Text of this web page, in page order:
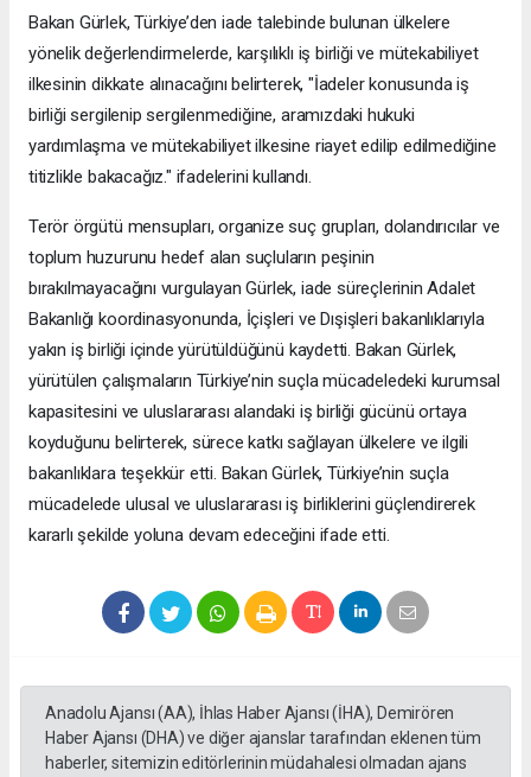
Bakan Gürlek, Türkiye’den iade talebinde bulunan ülkelere
yönelik değerlendirmelerde, karşılıklı iş birliği ve mütekabiliyet
ilkesinin dikkate alınacağını belirterek, "İadeler konusunda iş
birliği sergilenip sergilenmediğine, aramızdaki hukuki
yardımlaşma ve mütekabiliyet ilkesine riayet edilip edilmediğine
titizlikle bakacağız." ifadelerini kullandı.
Terör örgütü mensupları, organize suç grupları, dolandırıcılar ve
toplum huzurunu hedef alan suçluların peşinin
bırakılmayacağını vurgulayan Gürlek, iade süreçlerinin Adalet
Bakanlığı koordinasyonunda, İçişleri ve Dışişleri bakanlıklarıyla
yakın iş birliği içinde yürütüldüğünü kaydetti. Bakan Gürlek,
yürütülen çalışmaların Türkiye’nin suçla mücadeledeki kurumsal
kapasitesini ve uluslararası alandaki iş birliği gücünü ortaya
koyduğunu belirterek, sürece katkı sağlayan ülkelere ve ilgili
bakanlıklara teşekkür etti. Bakan Gürlek, Türkiye’nin suçla
mücadelede ulusal ve uluslararası iş birliklerini güçlendirerek
kararlı şekilde yoluna devam edeceğini ifade etti.
Anadolu Ajansı (AA), İhlas Haber Ajansı (İHA), Demirören
Haber Ajansı (DHA) ve diğer ajanslar tarafından eklenen tüm
haberler, sitemizin editörlerinin müdahalesi olmadan ajans